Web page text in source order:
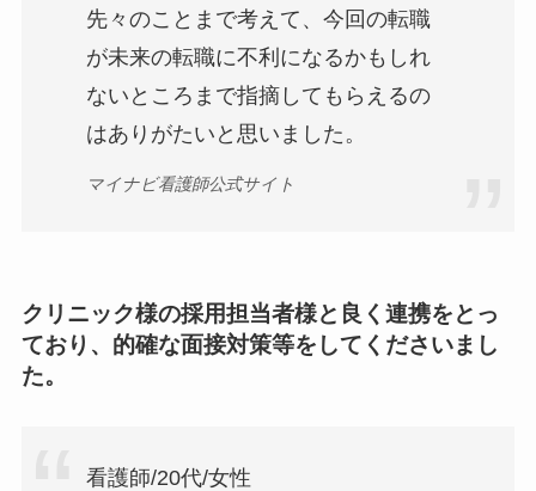
先々のことまで考えて、今回の転職
が未来の転職に不利になるかもしれ
ないところまで指摘してもらえるの
はありがたいと思いました。
マイナビ看護師公式サイト
クリニック様の採用担当者様と良く連携をとっ
ており、的確な面接対策等をしてくださいまし
た。
看護師/20代/女性